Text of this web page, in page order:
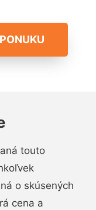
touto
o skúsených
cena a